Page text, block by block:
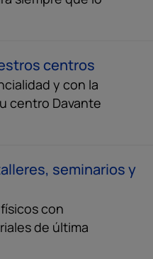
centros
y con la
centro Davante
seminarios y
con
de última